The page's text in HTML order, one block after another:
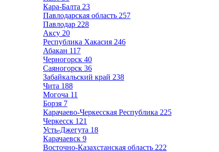
Кара-Балта 23
Павлодарская область 257
Павлодар 228
Аксу 20
Республика Хакасия 246
Абакан 117
Черногорск 40
Саяногорск 36
Забайкальский край 238
Чита 188
Могоча 11
Борзя 7
Карачаево-Черкесская Республика 225
Черкесск 121
Усть-Джегута 18
Карачаевск 9
Восточно-Казахстанская область 222